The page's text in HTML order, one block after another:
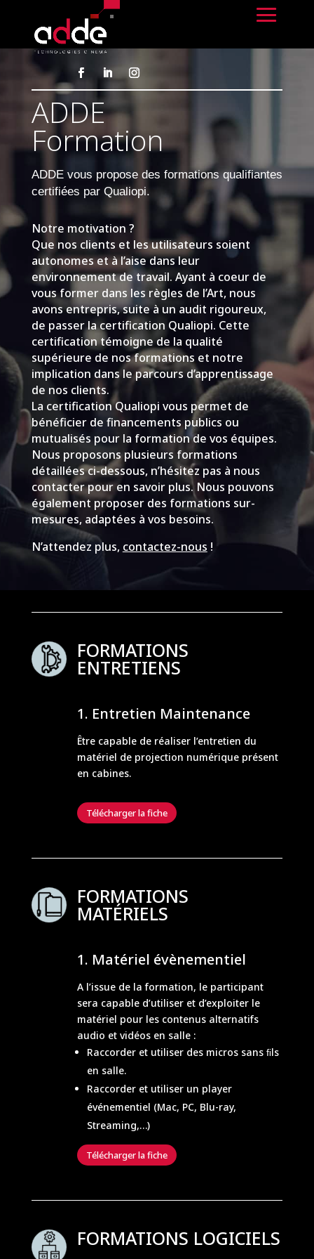
ADDE
Formation
ADDE vous propose des formations qualifiantes
certifiées par Qualiopi.
Notre motivation ?
Que nos clients et les utilisateurs soient
autonomes et à l’aise dans leur
environnement de travail. Ayant à coeur de
vous former dans les règles de l’Art, nous
avons entrepris, suite à un audit rigoureux,
de passer la certification Qualiopi. Cette
certification témoigne de la qualité
supérieure de nos formations et notre
implication dans le parcours d’apprentissage
de nos clients.
La certification Qualiopi vous permet de
bénéficier de financements publics ou
mutualisés pour la formation de vos équipes.
Nous proposons plusieurs formations
détaillées ci-dessous, n’hésitez pas à nous
contacter pour en savoir plus. Nous pouvons
également proposer des formations sur-
mesures, adaptées à vos besoins.
N’attendez plus, contactez-nous !
FORMATIONS
ENTRETIENS
Entretien Maintenance
Être capable de réaliser l’entretien du
matériel de projection numérique présent
en cabines.
Télécharger la fiche
FORMATIONS
MATÉRIELS
Matériel évènementiel
A l’issue de la formation, le participant
sera capable d’utiliser et d’exploiter le
matériel pour les contenus alternatifs
audio et vidéos en salle :
Raccorder et utiliser des micros sans ﬁls
en salle.
Raccorder et utiliser un player
événementiel (Mac, PC, Blu-ray,
Streaming,…)
Télécharger la fiche
FORMATIONS LOGICIELS